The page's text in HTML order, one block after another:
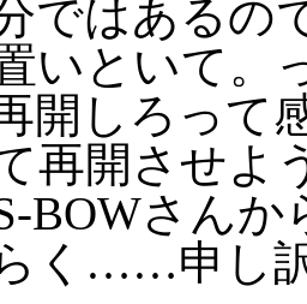
ではあるの
いといて。
開しろって
再開させ
BOWさん
く……申し